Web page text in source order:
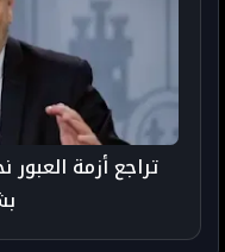
تراجع أزمة